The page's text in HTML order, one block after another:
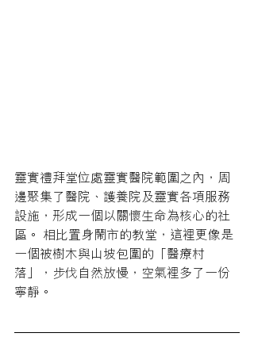
靈實禮拜堂位處靈實醫院範圍之內，周
邊聚集了醫院、護養院及靈實各項服務
設施，形成一個以關懷生命為核心的社
區。 相比置身鬧市的教堂，這裡更像是
一個被樹木與山坡包圍的「醫療村
落」，步伐自然放慢，空氣裡多了一份
寧靜。